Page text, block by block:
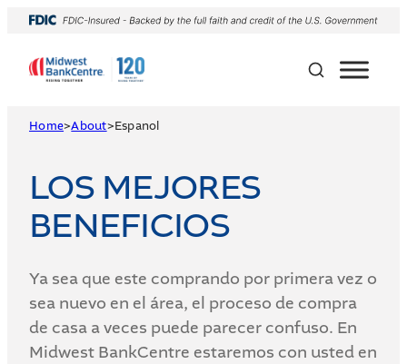
Skip
content
Home>About>Espanol
LOS MEJORES
BENEFICIOS
Ya sea que este comprando por primera vez o
sea nuevo en el área, el proceso de compra
de casa a veces puede parecer confuso. En
Midwest BankCentre estaremos con usted en